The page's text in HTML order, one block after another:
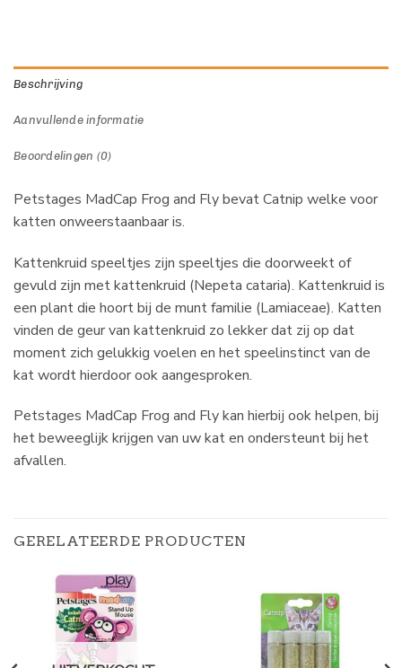
Beschrijving
Aanvullende informatie
Beoordelingen (0)
Petstages MadCap Frog and Fly bevat Catnip welke voor
katten onweerstaanbaar is.
Kattenkruid speeltjes zijn speeltjes die doorweekt of
gevuld zijn met kattenkruid (Nepeta cataria). Kattenkruid is
een plant die hoort bij de munt familie (Lamiaceae). Katten
vinden de geur van kattenkruid zo lekker dat zij op dat
moment zich gelukkig voelen en het speelinstinct van de
kat wordt hierdoor ook aangesproken.
Petstages MadCap Frog and Fly kan hierbij ook helpen, bij
het beweeglijk krijgen van uw kat en ondersteunt bij het
afvallen.
GERELATEERDE PRODUCTEN